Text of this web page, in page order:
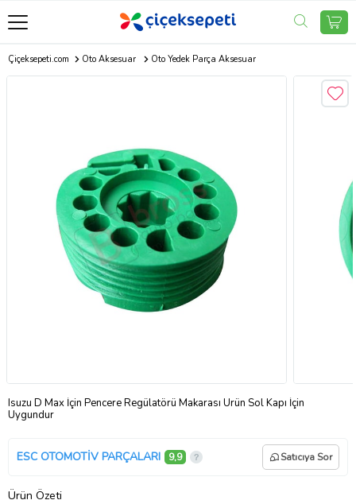
Çiçeksepeti.com Oto Aksesuar Oto Yedek Parça Aksesuar
Isuzu D Max İçin Pencere Regülatörü Makarası Ürün Sol Kapı İçin
Uygundur
ESC OTOMOTİV PARÇALARI 9,9 Satıcıya Sor
Ürün Özeti